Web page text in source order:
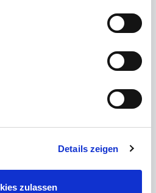
Details zeigen
zulassen
Gesamtfläche ca. 450 m²